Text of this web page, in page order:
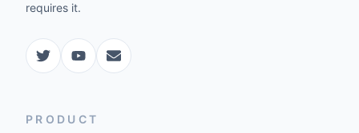
requires it.
PRODUCT